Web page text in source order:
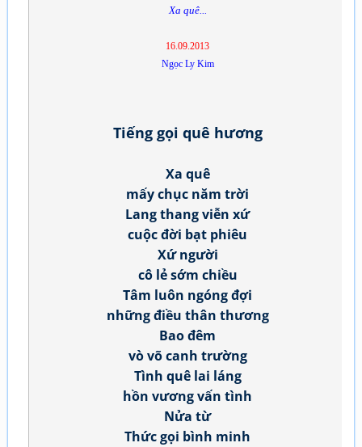
Xa quê...
16.09.2013
Ngọc Ly Kim
Tiếng gọi quê hương
Xa quê
mấy chục năm trời
Lang thang viễn xứ
cuộc đời bạt phiêu
Xứ người
cô lẻ sớm chiều
Tâm luôn ngóng đợi
những điều thân thương
Bao đêm
vò võ canh trường
Tình quê lai láng
hồn vương vấn tình
Nửa từ
Thức gọi bình minh